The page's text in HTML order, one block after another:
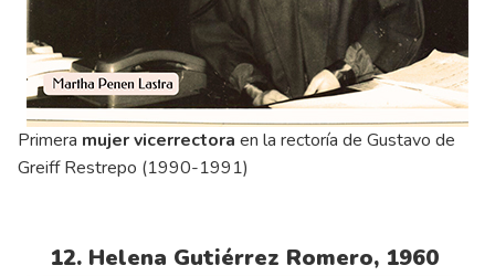
Primera mujer vicerrectora en la rectoría de Gustavo de
Greiff Restrepo (1990-1991)
12. Helena Gutiérrez Romero, 1960